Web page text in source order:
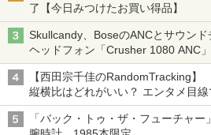
了【今日みつけたお買い得品】
Skullcandy、BoseのANCとサウン
ヘッドフォン「Crusher 1080 ANC」
【西田宗千佳のRandomTracking】
縦横比はどれがいい？ エンタメ目
「Galaxy Z Fold」
「バック・トゥ・ザ・フューチャ